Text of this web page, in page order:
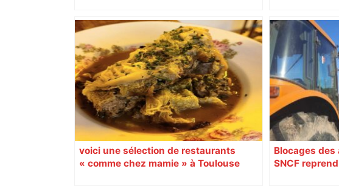
voici une sélection de restaurants
« comme chez mamie » à Toulouse
Blocages
SNCF